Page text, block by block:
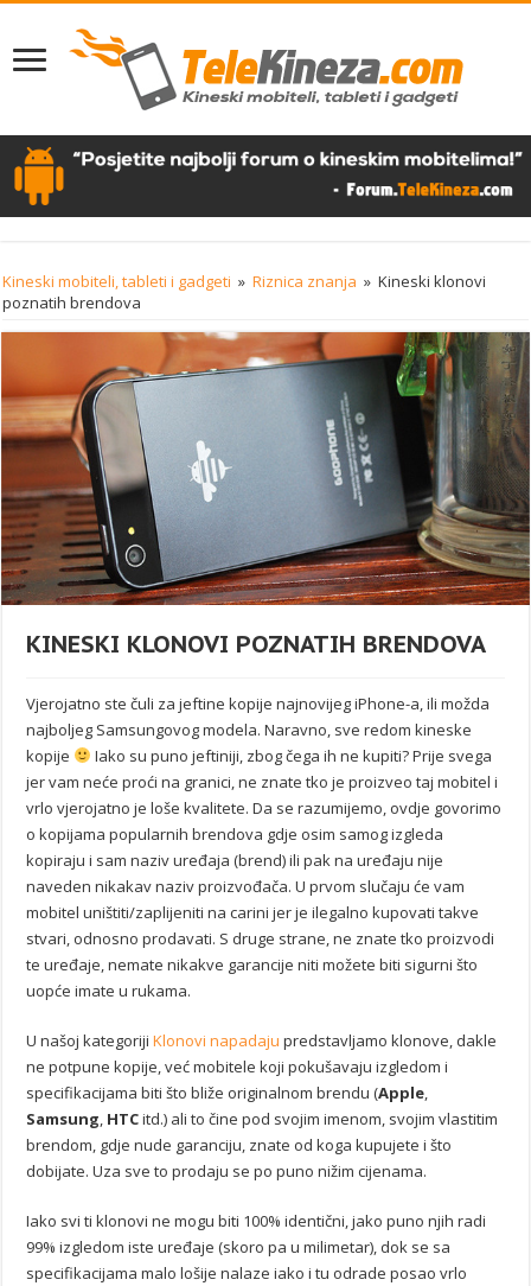
Kineski mobiteli, tableti i gadgeti » Riznica znanja » Kineski klonovi
poznatih brendova
KINESKI KLONOVI POZNATIH BRENDOVA
Vjerojatno ste čuli za jeftine kopije najnovijeg iPhone-a, ili možda
najboljeg Samsungovog modela. Naravno, sve redom kineske
kopije
Iako su puno jeftiniji, zbog čega ih ne kupiti? Prije svega
jer vam neće proći na granici, ne znate tko je proizveo taj mobitel i
vrlo vjerojatno je loše kvalitete. Da se razumijemo, ovdje govorimo
o kopijama popularnih brendova gdje osim samog izgleda
kopiraju i sam naziv uređaja (brend) ili pak na uređaju nije
naveden nikakav naziv proizvođača. U prvom slučaju će vam
mobitel uništiti/zaplijeniti na carini jer je ilegalno kupovati takve
stvari, odnosno prodavati. S druge strane, ne znate tko proizvodi
te uređaje, nemate nikakve garancije niti možete biti sigurni što
uopće imate u rukama.
U našoj kategorijiKlonovi napadaju predstavljamo klonove, dakle
ne potpune kopije, već mobitele koji pokušavaju izgledom i
specifikacijama biti što bliže originalnom brendu (Apple,
Samsung, HTCitd.) ali to čine pod svojim imenom, svojim vlastitim
brendom, gdje nude garanciju, znate od koga kupujete i što
dobijate. Uza sve to prodaju se po puno nižim cijenama.
Iako svi ti klonovi ne mogu biti 100% identični, jako puno njih radi
99% izgledom iste uređaje (skoro pa u milimetar), dok se sa
specifikacijama malo lošije nalaze iako i tu odrade posao vrlo